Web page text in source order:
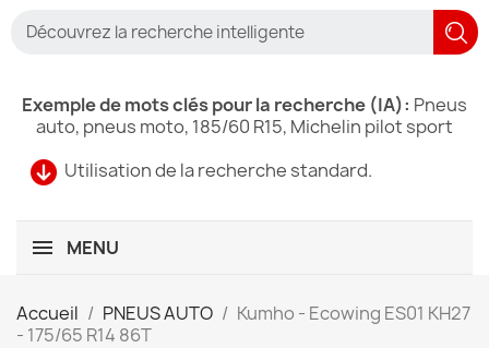
Utilisation de la recherche standard.
Exemple de mots clés pour la recherche (IA): Pneus
auto, pneus moto, 185/60 R15, Michelin pilot sport
MENU
Accueil PNEUS AUTO
Kumho - Ecowing ES01 KH27
- 175/65 R14 86T